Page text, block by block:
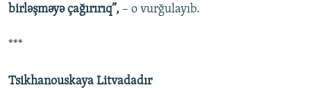
birləşməyə çağırırıq”, – o vurğulayıb.
***
Tsikhanouskaya Litvadadır